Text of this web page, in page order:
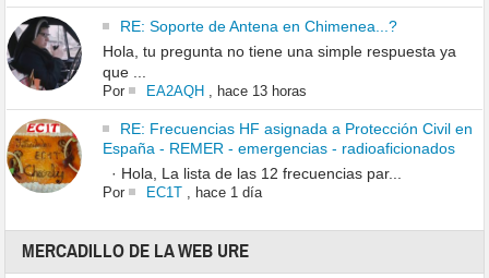
RE: Soporte de Antena en Chimenea...?
Hola, tu pregunta no tiene una simple respuesta ya
que ...
Por EA2AQH, hace 13 horas
RE: Frecuencias HF asignada a Protección Civil en
España - REMER - emergencias - radioaficionados
· Hola, La lista de las 12 frecuencias par...
Por EC1T, hace 1 día
MERCADILLO DE LA WEB URE